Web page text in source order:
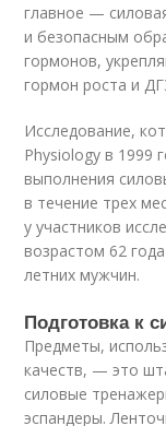
главное —
и безопасным
гормонов,
гормон роста и
Исследование,
Physiology в 1999
выполнения
в течение трех
у участников
возрастом 62
летних мужчин.
Подготовка к
Предметы,
качеств, — это
силовые
эспандеры.